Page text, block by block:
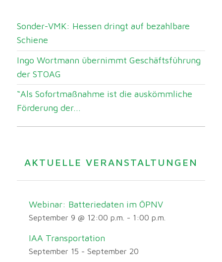
Sonder-VMK: Hessen dringt auf bezahlbare
Schiene
Ingo Wortmann übernimmt Geschäftsführung
der STOAG
“Als Sofortmaßnahme ist die auskömmliche
Förderung der...
AKTUELLE VERANSTALTUNGEN
Webinar: Batteriedaten im ÖPNV
September 9 @ 12:00 p.m. - 1:00 p.m.
IAA Transportation
September 15 - September 20